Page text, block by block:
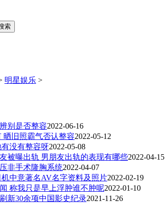
明星娱乐 >
别是否整容2022-06-16
晒旧照霸气否认整容2022-05-12
没有整容呀2022-05-08
被曝出轨 男朋友出轨的表现有哪些2022-04-15
非手术隆胸系统2022-04-07
中意著名AV名字资料及照片2022-02-19
称我只是早上浮肿谁不肿呢2022-01-10
新30余项中国影史纪录2021-11-26